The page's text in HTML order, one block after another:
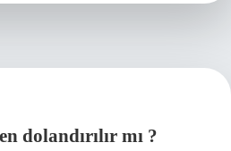
dolandırılır mı ?